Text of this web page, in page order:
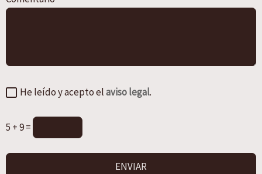
He leído y acepto elaviso legal.
5 + 9 =